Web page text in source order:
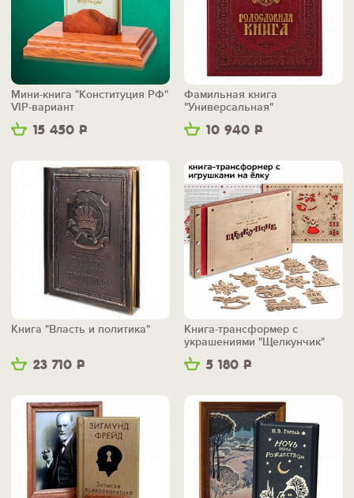
15 450 Р
Мини-книга "Конституция РФ"
VIP-вариант
10 940 Р
Фамильная книга
"Универсальная"
23 710 Р
Книга "Власть и политика"
5 180 Р
Книга-трансформер с
украшениями "Щелкунчик"